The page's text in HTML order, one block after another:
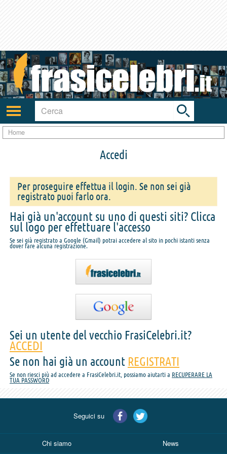
Attiva/disattiva
navigazione
Toggle
search
bar
Home
Accedi
Per proseguire effettua il login. Se non sei già
registrato puoi farlo ora.
Hai già un'account su uno di questi siti? Clicca
sul logo per effettuare l'accesso
Se sei già registrato a Google (Gmail) potrai accedere al sito in pochi istanti senza
dover fare alcuna registrazione.
Sei un utente del vecchio FrasiCelebri.it?
ACCEDI
Se non hai già un account REGISTRATI
Se non riesci più ad accedere a FrasiCelebri.it, possiamo aiutarti a RECUPERARE LA
TUA PASSWORD
Seguici su
Chi siamo News